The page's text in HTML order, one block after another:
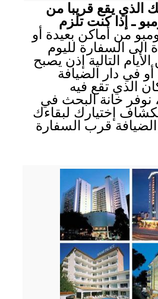
الذي يقع قريبا من
ـ إذا كنت تلزم
من أماكن بعيدة أو
الى السفارة لليوم
التالية إذن يصبح
في دار الضيافة
الذي تقع فيه
نوفر خانة البحث في
إختيارك لبقاءك
قرب السفارة